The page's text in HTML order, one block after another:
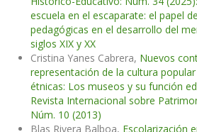
escuela en el escaparate: el papel
pedagógicas en el desarrollo del
siglos XIX y XX
Cristina Yanes Cabrera, Nuevos
representación de la cultura
étnicas: Los museos y su función
Revista Internacional sobre
Núm. 10 (2013)
Blas Rivera Balboa, Escolarización